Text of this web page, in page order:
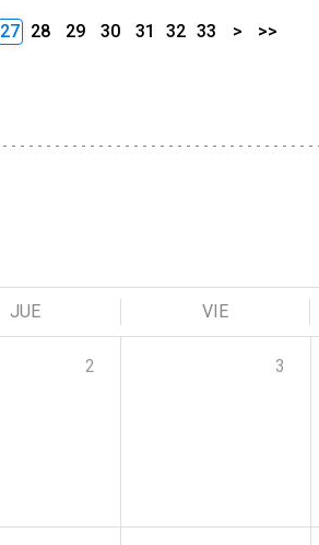
27 28 29 30 31 32 33 > >>
JUE VIE
2 3